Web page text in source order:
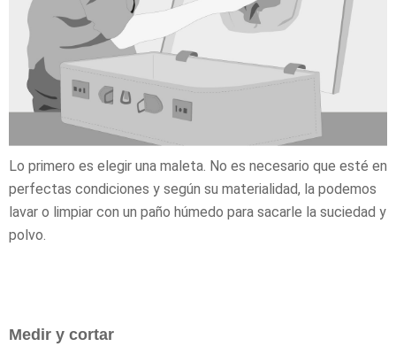
Lo primero es elegir una maleta. No es necesario que esté en
perfectas condiciones y según su materialidad, la podemos
lavar o limpiar con un paño húmedo para sacarle la suciedad y
polvo.
Medir y cortar